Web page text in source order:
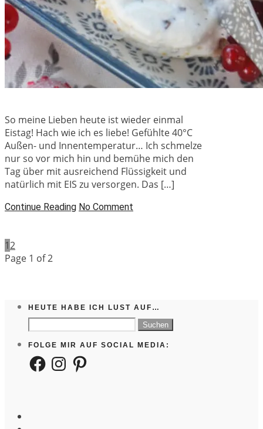
So meine Lieben heute ist wieder einmal
Eistag! Hach wie ich es liebe! Gefühlte 40°C
Außen- und Innentemperatur… Ich schmelze
nur so vor mich hin und bemühe mich den
Tag über mit ausreichend Flüssigkeit und
natürlich mit EIS zu versorgen. Das […]
Continue Reading No Comment
12
Page 1 of 2
HEUTE HABE ICH LUST AUF…
Suchen
nach:
FOLGE MIR AUF SOCIAL MEDIA:
FacebookInstagramPinterest